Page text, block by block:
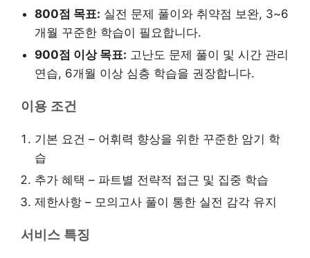
800점 목표: 실전 문제 풀이와 취약점 보완, 3~6
개월 꾸준한 학습이 필요합니다.
900점 이상 목표: 고난도 문제 풀이 및 시간 관리
연습, 6개월 이상 심층 학습을 권장합니다.
이용 조건
기본 요건 – 어휘력 향상을 위한 꾸준한 암기 학
습
추가 혜택 – 파트별 전략적 접근 및 집중 학습
제한사항 – 모의고사 풀이 통한 실전 감각 유지
서비스 특징